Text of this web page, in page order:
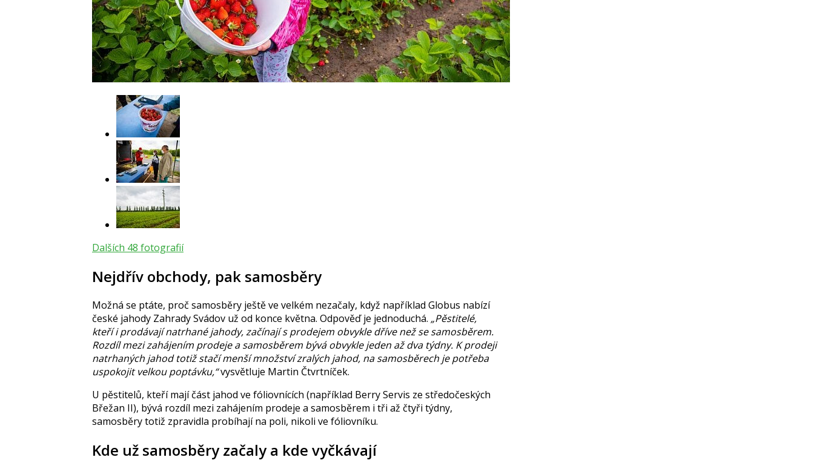
Dalších 48 fotografií
Nejdřív obchody, pak samosběry
Možná se ptáte, proč samosběry ještě ve velkém nezačaly, když například Globus nabízí
české jahody Zahrady Svádov už od konce května. Odpověď je jednoduchá. „Pěstitelé,
kteří i prodávají natrhané jahody, začínají s prodejem obvykle dříve než se samosběrem.
Rozdíl mezi zahájením prodeje a samosběrem bývá obvykle jeden až dva týdny. K prodeji
natrhaných jahod totiž stačí menší množství zralých jahod, na samosběrech je potřeba
uspokojit velkou poptávku,“vysvětluje Martin Čtvrtníček.
U pěstitelů, kteří mají část jahod ve fóliovnících (například Berry Servis ze středočeských
Břežan II), bývá rozdíl mezi zahájením prodeje a samosběrem i tři až čtyři týdny,
samosběry totiž zpravidla probíhají na poli, nikoli ve fóliovníku.
Kde už samosběry začaly a kde vyčkávají